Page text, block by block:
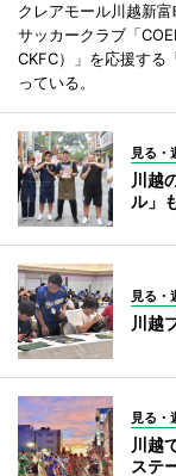
クレアモール川越新
サッカークラブ「
CKFC）」を応援する
っている。
見る・
川越
ル」
見る・
川越
見る・
川越
ステ